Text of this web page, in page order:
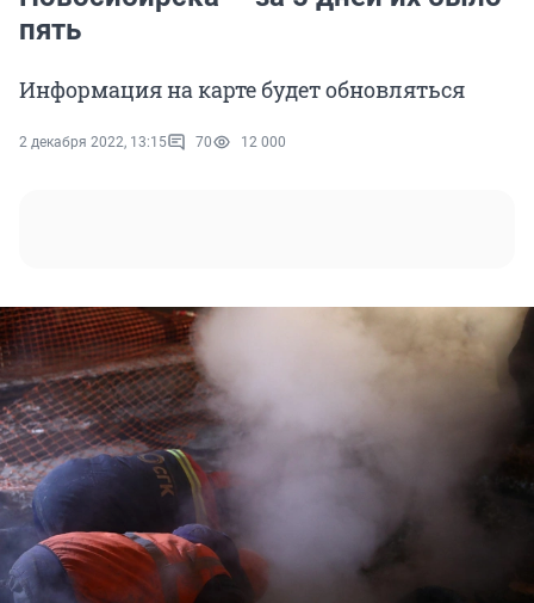
пять
Информация на карте будет обновляться
2 декабря 2022, 13:15 70 12 000